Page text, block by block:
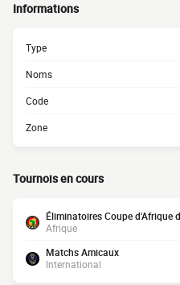
Informations
Type
Noms
Code
Zone
Tournois en cours
Éliminatoires Coupe d'Afrique
Afrique
Matchs Amicaux
International